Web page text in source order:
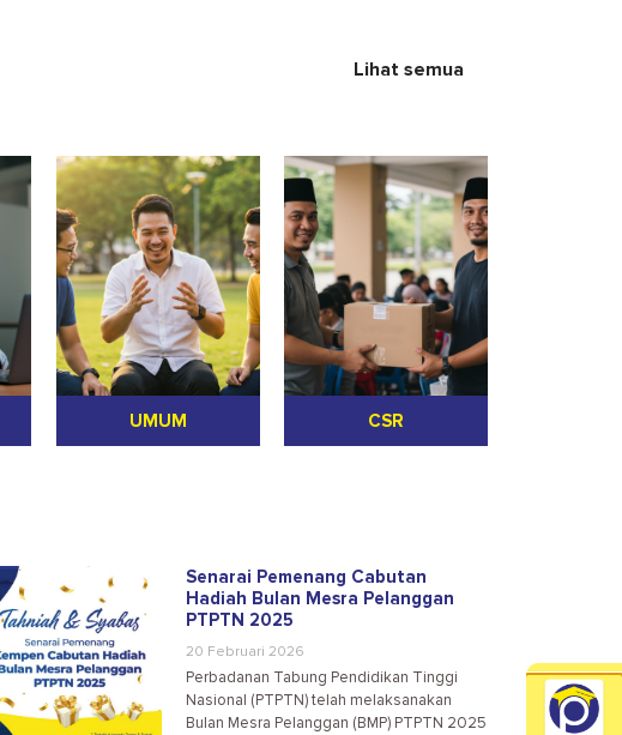
Lihat semua
UMUM CSR
Senarai Pemenang Cabutan
Hadiah Bulan Mesra Pelanggan
PTPTN 2025
20 Februari 2026
Perbadanan Tabung Pendidikan Tinggi
Nasional (PTPTN) telah melaksanakan
Bulan Mesra Pelanggan (BMP) PTPTN 2025